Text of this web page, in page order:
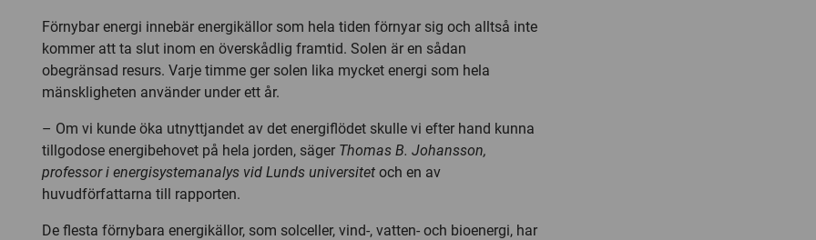
Förnybar energi innebär energikällor som hela tiden förnyar sig och alltså inte
kommer att ta slut inom en överskådlig framtid. Solen är en sådan
obegränsad resurs. Varje timme ger solen lika mycket energi som hela
mänskligheten använder under ett år.
– Om vi kunde öka utnyttjandet av det energiflödet skulle vi efter hand kunna
tillgodose energibehovet på hela jorden, säger Thomas B. Johansson,
professor i energisystemanalys vid Lunds universitet och en av
huvudförfattarna till rapporten.
De flesta förnybara energikällor, som solceller, vind-, vatten- och bioenergi, har